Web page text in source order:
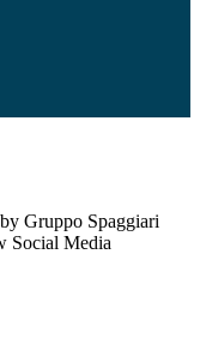
Gruppo Spaggiari
Social Media